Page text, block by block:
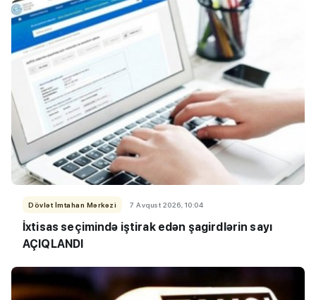
Dövlət İmtahan Mərkəzi 7 Avqust 2026, 10:04
İxtisas seçimində iştirak edən şagirdlərin sayı
AÇIQLANDI